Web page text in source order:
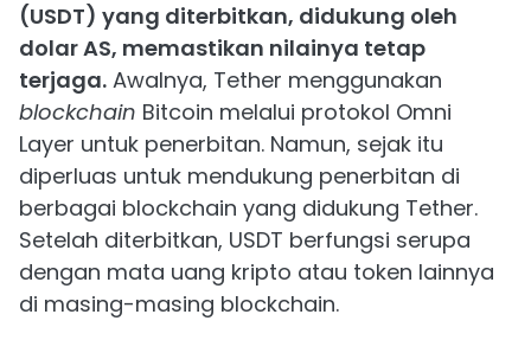
(USDT) yang diterbitkan, didukung oleh
dolar AS, memastikan nilainya tetap
terjaga. Awalnya, Tether menggunakan
blockchain Bitcoin melalui protokol Omni
Layer untuk penerbitan. Namun, sejak itu
diperluas untuk mendukung penerbitan di
berbagai blockchain yang didukung Tether.
Setelah diterbitkan, USDT berfungsi serupa
dengan mata uang kripto atau token lainnya
di masing-masing blockchain.